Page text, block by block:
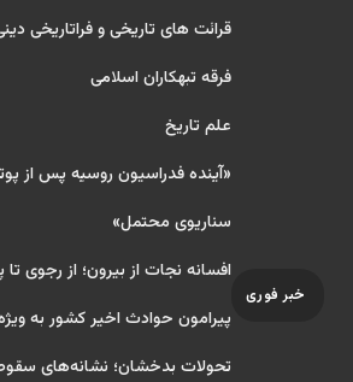
خبر فوری
قرائت های تاریخی و فراتاریخی
فرقه تبهکاران اسلامی
علم تاریخ
«آینده فدراسیون روسیه پس از
سناریوی محتمل»
افسانه نجات از بیرون؛ از رجوی تا
پیرامون حوادث اخیر کشور به
تحولات بدخشان؛ نشانه‌های